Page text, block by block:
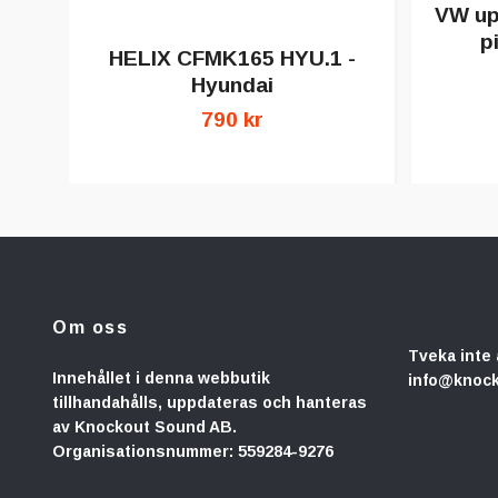
HELIX CFMK165 HYU.1 -
Hyundai
790 kr
VW
Om oss
Innehållet i denna webbutik
tillhandahålls, uppdateras och hanteras
av Knockout Sound AB.
Organisationsnummer: 559284-9276
Tveka inte